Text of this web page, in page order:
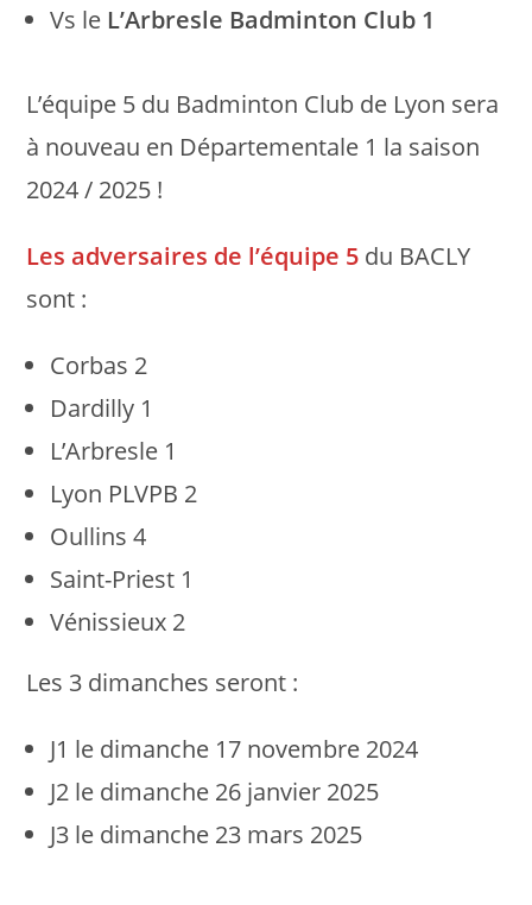
Vs le L’Arbresle Badminton Club 1
L’équipe 5 du Badminton Club de Lyon sera
à nouveau en Départementale 1 la saison
2024 / 2025 !
Les adversaires de l’équipe 5 du BACLY
sont :
Corbas 2
Dardilly 1
L’Arbresle 1
Lyon PLVPB 2
Oullins 4
Saint-Priest 1
Vénissieux 2
Les 3 dimanches seront :
J1 le dimanche 17 novembre 2024
J2 le dimanche 26 janvier 2025
J3 le dimanche 23 mars 2025